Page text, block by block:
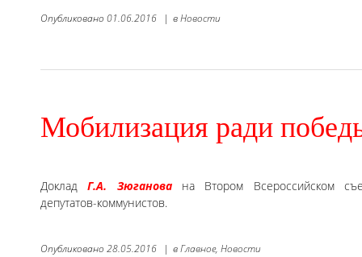
Опубликовано 01.06.2016 | вНовости
Мобилизация ради
ДокладГ.А. Зюганована Втором Всероссийском
депутатов-коммунистов.
Опубликовано 28.05.2016 | вГлавное, Новости